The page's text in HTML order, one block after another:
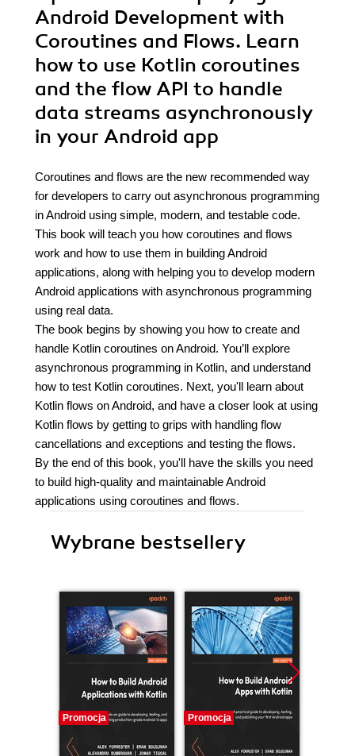
Android Development with
Coroutines and Flows. Learn
how to use Kotlin coroutines
and the flow API to handle
data streams asynchronously
in your Android app
Coroutines and flows are the new recommended way
for developers to carry out asynchronous programming
in Android using simple, modern, and testable code.
This book will teach you how coroutines and flows
work and how to use them in building Android
applications, along with helping you to develop modern
Android applications with asynchronous programming
using real data.
The book begins by showing you how to create and
handle Kotlin coroutines on Android. You’ll explore
asynchronous programming in Kotlin, and understand
how to test Kotlin coroutines. Next, you'll learn about
Kotlin flows on Android, and have a closer look at using
Kotlin flows by getting to grips with handling flow
cancellations and exceptions and testing the flows.
By the end of this book, you'll have the skills you need
to build high-quality and maintainable Android
applications using coroutines and flows.
Wybrane bestsellery
Promocja Promocja